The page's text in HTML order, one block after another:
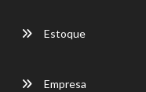
Estoque
Empresa